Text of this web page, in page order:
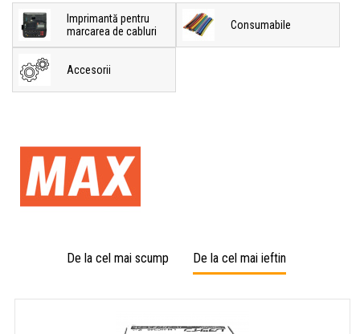
Imprimantă pentru
marcarea de cabluri
Consumabile
Accesorii
De la cel mai scump De la cel mai ieftin